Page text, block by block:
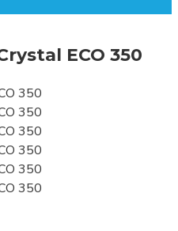
ECO 350